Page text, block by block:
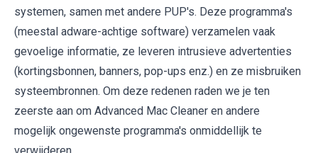
systemen, samen met andere PUP's. Deze programma's
(meestal adware-achtige software) verzamelen vaak
gevoelige informatie, ze leveren intrusieve advertenties
(kortingsbonnen, banners, pop-ups enz.) en ze misbruiken
systeembronnen. Om deze redenen raden we je ten
zeerste aan om Advanced Mac Cleaner en andere
mogelijk ongewenste programma's onmiddellijk te